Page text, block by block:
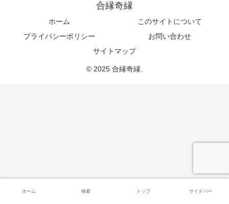
合縁奇縁
ホーム
このサイトについて
プライバシーポリシー
お問い合わせ
サイトマップ
© 2025 合縁奇縁.
ホーム 検索 トップ サイドバー